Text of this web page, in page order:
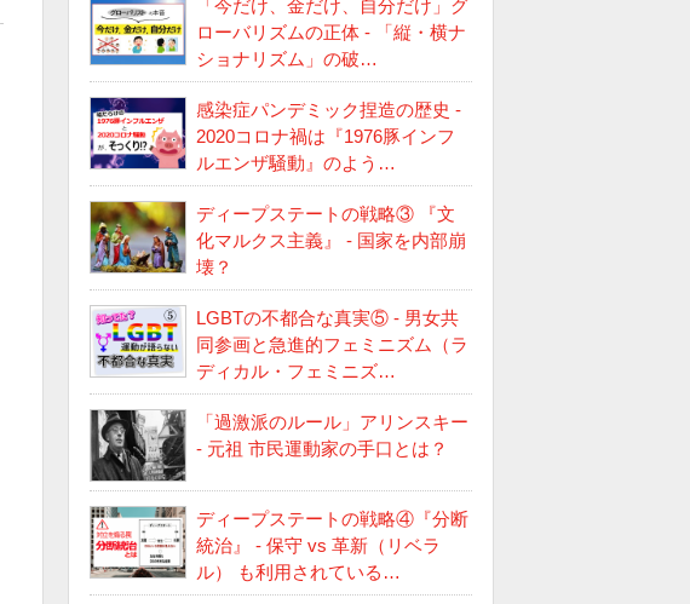
「今だけ、金だけ、自分だけ」グ
ローバリズムの正体 - 「縦・横ナ
ショナリズム」の破…
感染症パンデミック捏造の歴史 -
2020コロナ禍は『1976豚インフ
ルエンザ騒動』のよう…
ディープステートの戦略③ 『文
化マルクス主義』 - 国家を内部崩
壊？
LGBTの不都合な真実⑤ - 男女共
同参画と急進的フェミニズム（ラ
ディカル・フェミニズ…
「過激派のルール」アリンスキー
- 元祖 市民運動家の手口とは？
ディープステートの戦略④『分断
統治』 - 保守 vs 革新（リベラ
ル） も利用されている…